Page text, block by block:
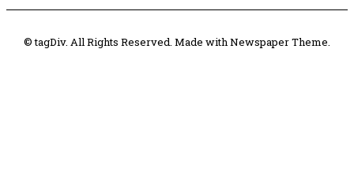
© tagDiv. All Rights Reserved. Made with Newspaper Theme.